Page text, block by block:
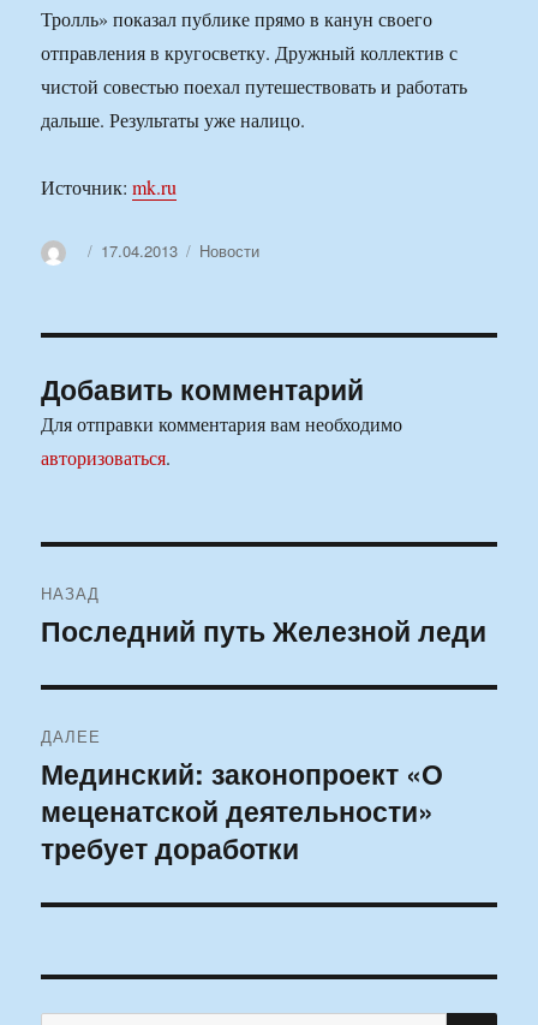
Тролль» показал публике прямо в канун своего
отправления в кругосветку. Дружный коллектив с
чистой совестью поехал путешествовать и работать
дальше. Результаты уже налицо.
Источник:mk.ru
АвторОпубликовано
17.04.2013 Рубрики
Новости
Добавить комментарий
Для отправки комментария вам необходимо
авторизоваться.
по
НАЗАД
Предыдущая
Последний путь Железной леди
ДАЛЕЕ
Следующая
запись:
Мединский: законопроект «О
меценатской деятельности»
требует доработки